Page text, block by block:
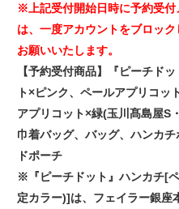
※上記受付開始日時に予約受
は、一度アカウントをブロッ
お願いいたします。
【予約受付商品】『ピーチド
ト×ピンク、ペールアプリコッ
アプリコット×緑(玉川髙島屋S
巾着バッグ、バッグ、ハンカ
ドポーチ
※『ピーチドット』ハンカチ[
定カラー)]は、フェイラー銀座